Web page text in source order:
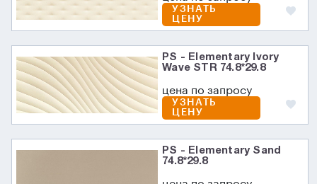
УЗНАТЬ
ЦЕНУ
PS - Elementary Ivory
Wave STR 74.8*29.8
цена по запросу
УЗНАТЬ
ЦЕНУ
PS - Elementary Sand
74.8*29.8